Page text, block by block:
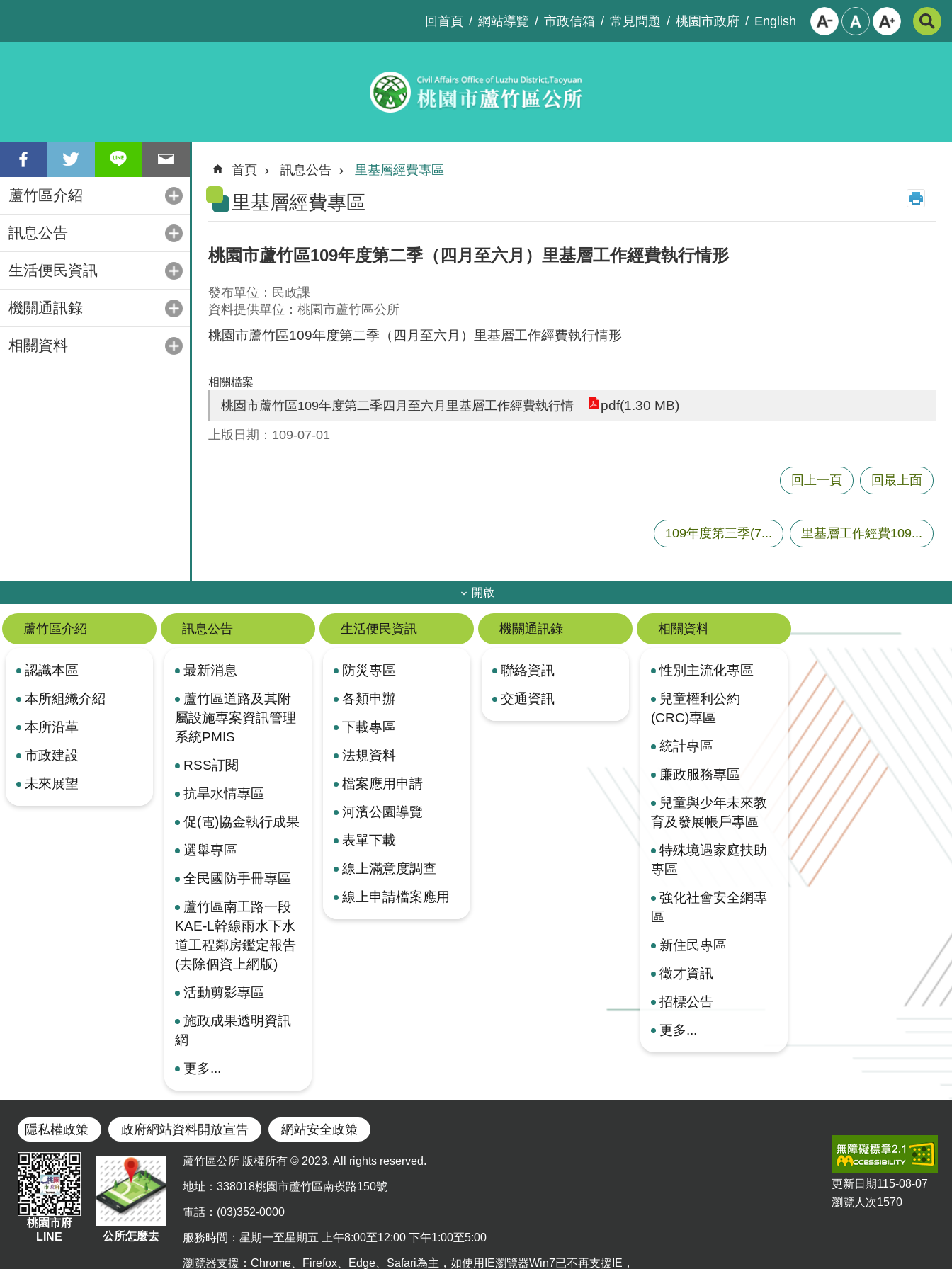
回首頁 網站導覽 市政信箱 常見問題 桃園市政府 English
蘆竹區介紹
訊息公告
生活便民資訊
機關通訊錄
相關資料
首頁 訊息公告 里基層經費專區
里基層經費專區
桃園市蘆竹區109年度第二季（四月至六月）里基層工作經費執行情形
發布單位：民政課
資料提供單位：桃園市蘆竹區公所
桃園市蘆竹區109年度第二季（四月至六月）里基層工作經費執行情形
相關檔案
桃園市蘆竹區109年度第二季四月至六月里基層工作經費執行情 pdf(1.30 MB)
上版日期：109-07-01
回上一頁 回最上面
109年度第三季(7... 里基層工作經費109...
開啟
蘆竹區介紹
認識本區
本所組織介紹
本所沿革
市政建設
未來展望
訊息公告
最新消息
蘆竹區道路及其附
屬設施專案資訊管理
系統PMIS
RSS訂閱
抗旱水情專區
促(電)協金執行成果
選舉專區
全民國防手冊專區
蘆竹區南工路一段
KAE-L幹線雨水下水
道工程鄰房鑑定報告
(去除個資上網版)
活動剪影專區
施政成果透明資訊
網
更多...
生活便民資訊
防災專區
各類申辦
下載專區
法規資料
檔案應用申請
河濱公園導覽
表單下載
線上滿意度調查
線上申請檔案應用
機關通訊錄
聯絡資訊
交通資訊
相關資料
性別主流化專區
兒童權利公約
(CRC)專區
統計專區
廉政服務專區
兒童與少年未來教
育及發展帳戶專區
特殊境遇家庭扶助
專區
強化社會安全網專
區
新住民專區
徵才資訊
招標公告
更多...
隱私權政策 政府網站資料開放宣告 網站安全政策
桃園市府
LINE
公所怎麼去
蘆竹區公所 版權所有 © 2023. All rights reserved.
地址 ：338018桃園市蘆竹區南崁路150號
電話：(03)352-0000
服務時間：星期一至星期五 上午8:00至12:00 下午1:00至5:00
瀏覽器支援：Chrome、Firefox、Edge、Safari為主，如使用IE瀏覽器Win7已不再支援IE，
更新日期115-08-07
瀏覽人次1570